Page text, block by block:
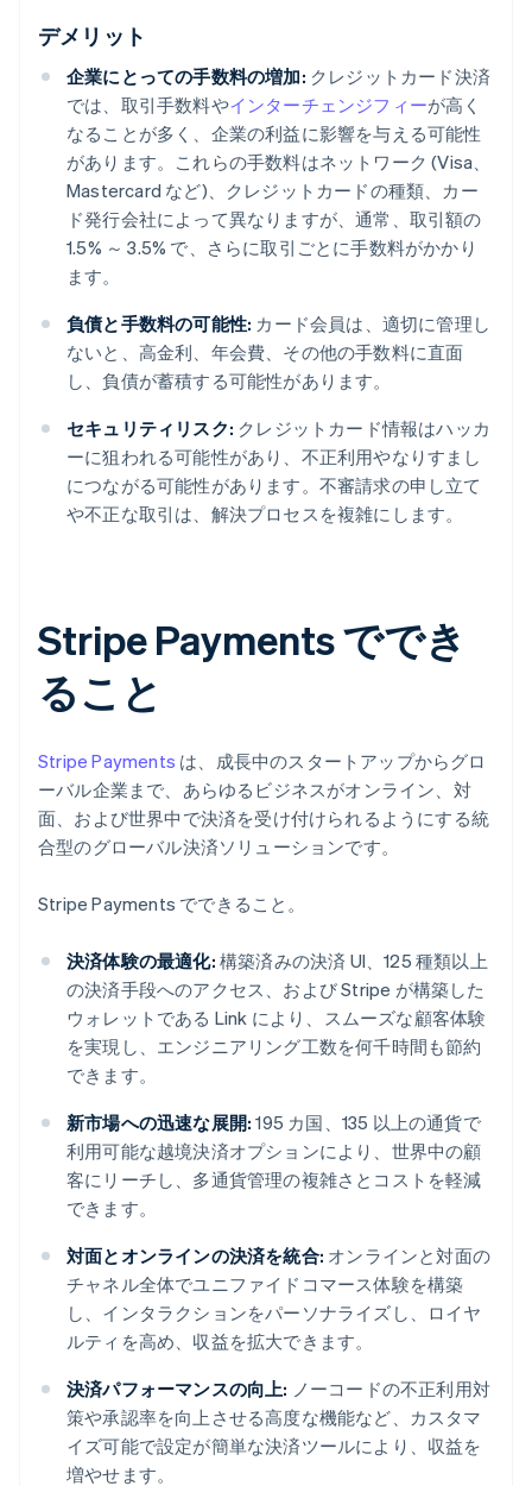
デメリット
企業にとっての手数料の増加: クレジットカード決済
では、取引手数料やインターチェンジフィーが高く
なることが多く、企業の利益に影響を与える可能性
があります。これらの手数料はネットワーク (Visa、
Mastercard など)、クレジットカードの種類、カー
ド発行会社によって異なりますが、通常、取引額の
1.5% ～ 3.5% で、さらに取引ごとに手数料がかかり
ます。
負債と手数料の可能性: カード会員は、適切に管理し
ないと、高金利、年会費、その他の手数料に直面
し、負債が蓄積する可能性があります。
セキュリティリスク: クレジットカード情報はハッカ
ーに狙われる可能性があり、不正利用やなりすまし
につながる可能性があります。不審請求の申し立て
や不正な取引は、解決プロセスを複雑にします。
Stripe Payments ででき
ること
Stripe Payments は、成長中のスタートアップからグロ
ーバル企業まで、あらゆるビジネスがオンライン、対
面、および世界中で決済を受け付けられるようにする統
合型のグローバル決済ソリューションです。
Stripe Payments でできること。
決済体験の最適化: 構築済みの決済 UI、125 種類以上
の決済手段へのアクセス、および Stripe が構築した
ウォレットである Link により、スムーズな顧客体験
を実現し、エンジニアリング工数を何千時間も節約
できます。
新市場への迅速な展開: 195 カ国、135 以上の通貨で
利用可能な越境決済オプションにより、世界中の顧
客にリーチし、多通貨管理の複雑さとコストを軽減
できます。
対面とオンラインの決済を統合: オンラインと対面の
チャネル全体でユニファイドコマース体験を構築
し、インタラクションをパーソナライズし、ロイヤ
ルティを高め、収益を拡大できます。
決済パフォーマンスの向上: ノーコードの不正利用対
策や承認率を向上させる高度な機能など、カスタマ
イズ可能で設定が簡単な決済ツールにより、収益を
増やせます。